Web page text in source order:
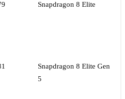
Snapdragon 8 Elite
Snapdragon 8 Elite Gen
5